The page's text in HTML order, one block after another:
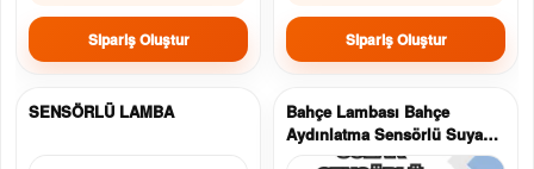
Sipariş Oluştur Sipariş Oluştur
SENSÖRLÜ LAMBA
Bahçe Lambası Bahçe
Aydınlatma Sensörlü Suya
Dayanıklı 100 Led